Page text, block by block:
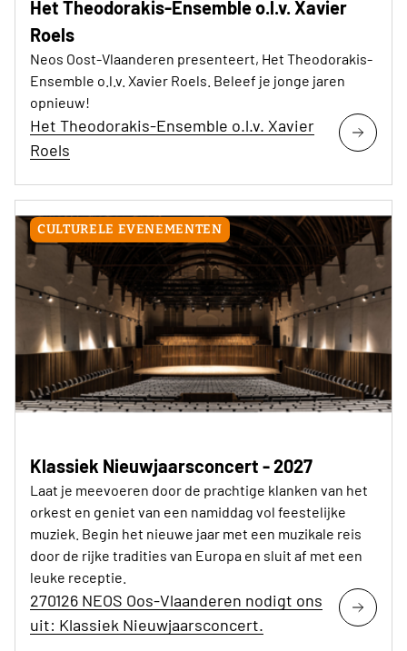
Het Theodorakis-Ensemble o.l.v. Xavier
Roels
Neos Oost-Vlaanderen presenteert, Het Theodorakis-
Ensemble o.l.v. Xavier Roels. Beleef je jonge jaren
opnieuw!
Het Theodorakis-Ensemble o.l.v. Xavier
Roels
CULTURELE EVENEMENTEN
Klassiek Nieuwjaarsconcert - 2027
Laat je meevoeren door de prachtige klanken van het
orkest en geniet van een namiddag vol feestelijke
muziek. Begin het nieuwe jaar met een muzikale reis
door de rijke tradities van Europa en sluit af met een
leuke receptie.
270126 NEOS Oos-Vlaanderen nodigt ons
uit: Klassiek Nieuwjaarsconcert.